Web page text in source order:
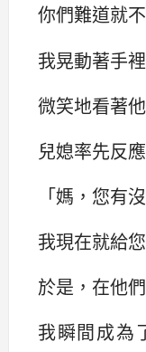
你們難道就
我晃動著手
微笑地看著
兒媳率先反
「媽，您有
我現在就給您
於是，在他
我瞬間成為